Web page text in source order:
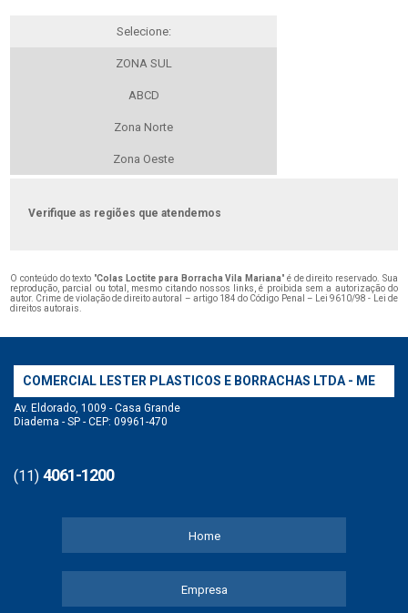
Selecione:
ZONA SUL
ABCD
Zona Norte
Zona Oeste
Verifique as regiões que atendemos
O conteúdo do texto "Colas Loctite para Borracha Vila Mariana" é de direito reservado. Sua
reprodução, parcial ou total, mesmo citando nossos links, é proibida sem a autorização do
autor. Crime de violação de direito autoral – artigo 184 do Código Penal – Lei 9610/98 - Lei de
direitos autorais.
COMERCIAL LESTER PLASTICOS E BORRACHAS LTDA - ME
Av. Eldorado, 1009 - Casa Grande
Diadema - SP - CEP: 09961-470
(11) 4061-1200
Home
Empresa